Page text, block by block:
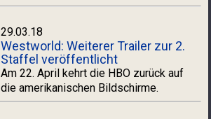
29.03.18
Westworld: Weiterer Trailer zur 2.
Staffel veröffentlicht
Am 22. April kehrt die HBO zurück auf
die amerikanischen Bildschirme.